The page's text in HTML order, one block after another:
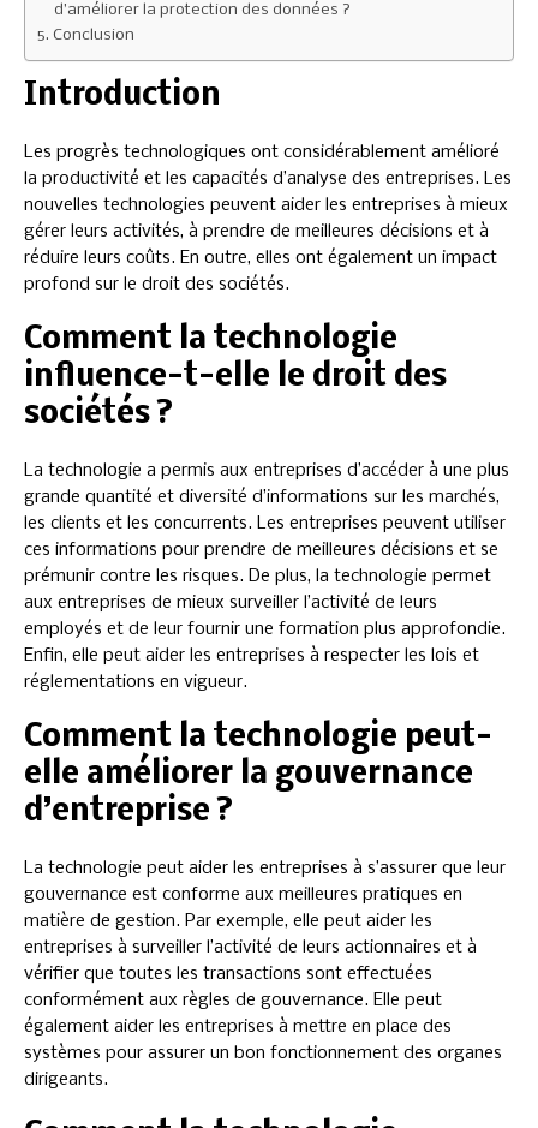
d’améliorer la protection des données ?
Conclusion
Introduction
Les progrès technologiques ont considérablement amélioré
la productivité et les capacités d’analyse des entreprises. Les
nouvelles technologies peuvent aider les entreprises à mieux
gérer leurs activités, à prendre de meilleures décisions et à
réduire leurs coûts. En outre, elles ont également un impact
profond sur le droit des sociétés.
Comment la technologie
influence-t-elle le droit des
sociétés ?
La technologie a permis aux entreprises d’accéder à une plus
grande quantité et diversité d’informations sur les marchés,
les clients et les concurrents. Les entreprises peuvent utiliser
ces informations pour prendre de meilleures décisions et se
prémunir contre les risques. De plus, la technologie permet
aux entreprises de mieux surveiller l’activité de leurs
employés et de leur fournir une formation plus approfondie.
Enfin, elle peut aider les entreprises à respecter les lois et
réglementations en vigueur.
Comment la technologie peut-
elle améliorer la gouvernance
d’entreprise ?
La technologie peut aider les entreprises à s’assurer que leur
gouvernance est conforme aux meilleures pratiques en
matière de gestion. Par exemple, elle peut aider les
entreprises à surveiller l’activité de leurs actionnaires et à
vérifier que toutes les transactions sont effectuées
conformément aux règles de gouvernance. Elle peut
également aider les entreprises à mettre en place des
systèmes pour assurer un bon fonctionnement des organes
dirigeants.